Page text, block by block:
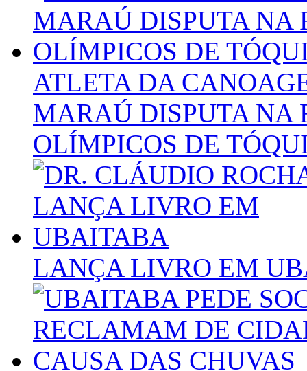
ATLETA DA
MARAÚ DISPUTA NA
OLÍMPICOS DE
LANÇA LIVRO EM